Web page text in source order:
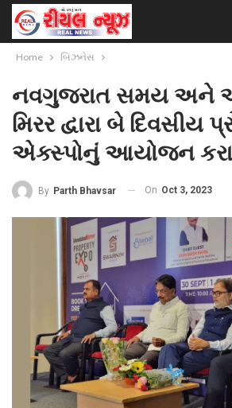
Home બિઝનેસ
નવગુજરાત સમય અને
મિરર દ્વારા બે દિવસીય
એક્સ્પોનું આયોજન
By Parth Bhavsar On Oct 3, 2023